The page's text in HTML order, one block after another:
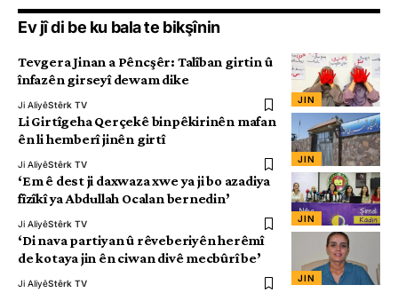
Ev jî di be ku bala te bikşînin
JIN
Tevgera Jinan a Pêncşêr: Talîban girtin û
înfazên girseyî dewam dike
Ji AliyêStêrk TV
JIN
Li Girtîgeha Qerçekê binpêkirinên mafan
ên li hemberî jinên girtî
Ji AliyêStêrk TV
JIN
‘Em ê dest ji daxwaza xwe ya ji bo azadiya
fîzîkî ya Abdullah Ocalan bernedin’
Ji AliyêStêrk TV
JIN
‘Di nava partiyan û rêveberiyên herêmî
de kotaya jin ên ciwan divê mecbûrî be’
Ji AliyêStêrk TV